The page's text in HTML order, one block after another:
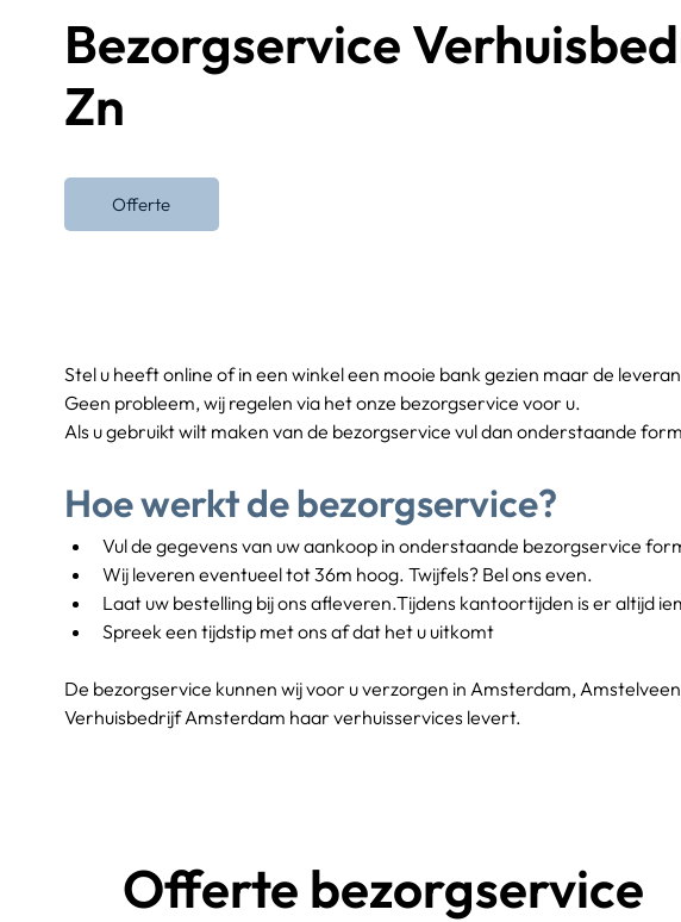
Bezorgservice
Zn
Offerte
Stel u heeft online of in een winkel een mooie bank gezien maar de
Geen probleem, wij regelen via het onze bezorgservice voor u.
Als u gebruikt wilt maken van de bezorgservice vul dan onderstaande
Hoe werkt de bezorgservice?
Vul de gegevens van uw aankoop in onderstaande bezorgservice
Wij leveren eventueel tot 36m hoog. Twijfels? Bel ons even.
Laat uw bestelling bij ons afleveren.Tijdens kantoortijden is er altijd
Spreek een tijdstip met ons af dat het u uitkomt
De bezorgservice kunnen wij voor u verzorgen in Amsterdam,
Verhuisbedrijf Amsterdam haar verhuisservices levert.
Offerte bezorgservice